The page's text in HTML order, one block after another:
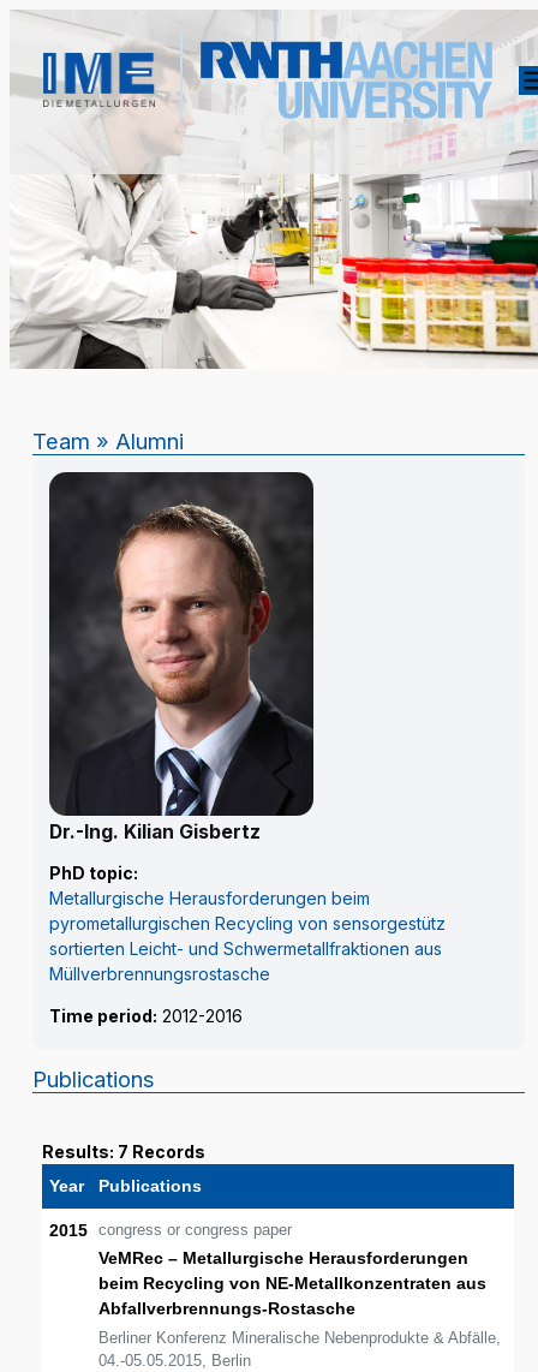
Team » Alumni
Dr.-Ing. Kilian Gisbertz
PhD topic:
Metallurgische Herausforderungen beim
pyrometallurgischen Recycling von sensorgestütz
sortierten Leicht- und Schwermetallfraktionen aus
Müllverbrennungsrostasche
Time period: 2012-2016
Publications
Results: 7 Records
Year Publications
2015 congress or congress paper
VeMRec – Metallurgische Herausforderungen
beim Recycling von NE-Metallkonzentraten aus
Abfallverbrennungs-Rostasche
Berliner Konferenz Mineralische Nebenprodukte & Abfälle,
04.-05.05.2015, Berlin